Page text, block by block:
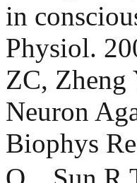
in
Physiol.
ZC, Zheng
Neuron
Biophys